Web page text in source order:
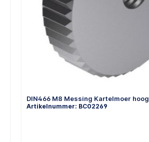
DIN466 M8 Messing Kartelmoer hoog
Artikelnummer: BC02269